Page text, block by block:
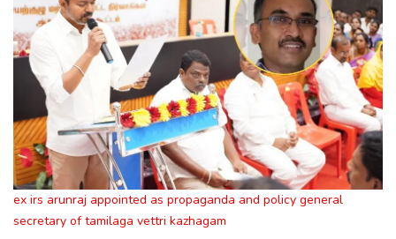
ex irs arunraj appointed as propaganda and policy general
secretary of tamilaga vettri kazhagam